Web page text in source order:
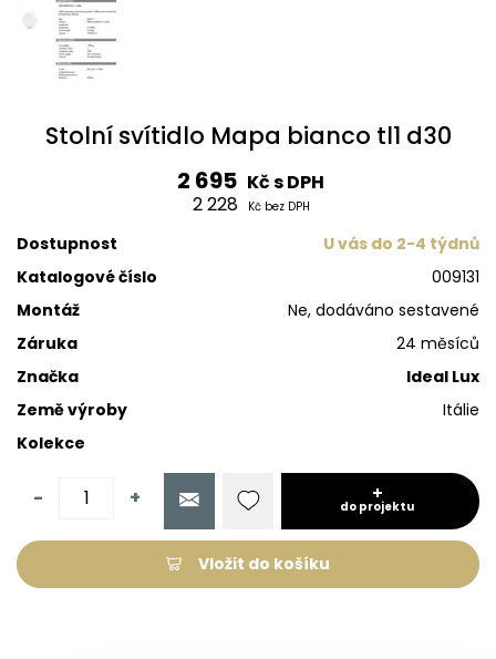
Stolní svítidlo Mapa bianco tl1 d30
2 695 Kč s DPH
2 228
Kč bez DPH
Dostupnost
U vás do 2-4 týdnů
Katalogové číslo
009131
Montáž
Ne, dodáváno sestavené
Záruka
24 měsíců
Značka
Ideal Lux
Země výroby
Itálie
Kolekce
- +
Vložit do košíku
do projektu